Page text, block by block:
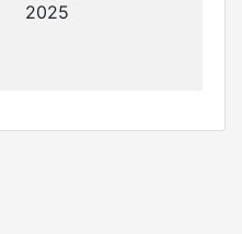
2025